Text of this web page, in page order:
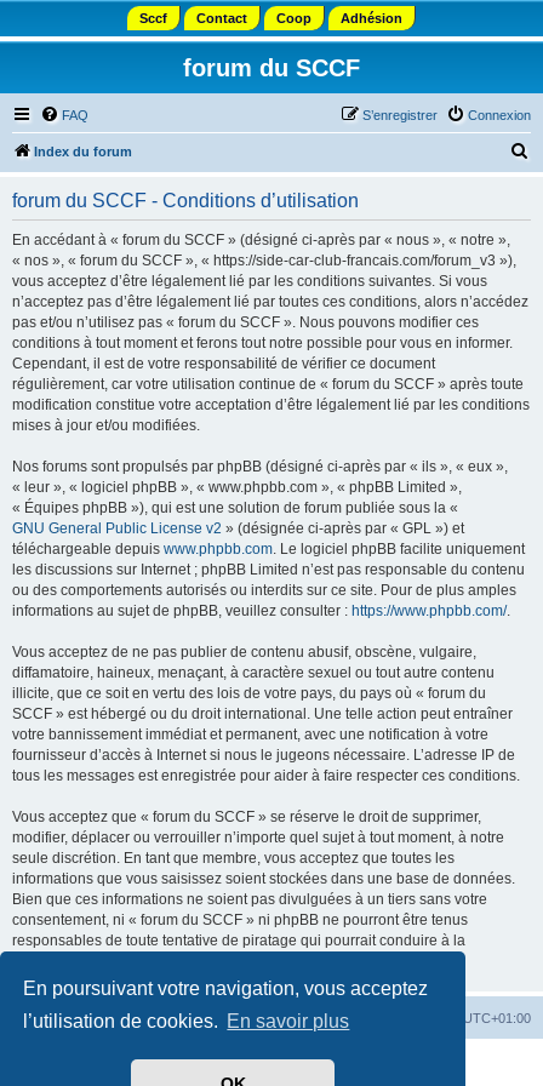
En poursuivant votre navigation, vous acceptez
l’utilisation de cookies. En savoir plus
Sccf Contact Coop Adhésion
forum du SCCF
FAQ Connexion
S’enregistrer
Index du forum
forum du SCCF - Conditions d’utilisation
En accédant à « forum du SCCF » (désigné ci-après par « nous », « notre »,
« nos », « forum du SCCF », « https://side-car-club-francais.com/forum_v3 »),
vous acceptez d’être légalement lié par les conditions suivantes. Si vous
n’acceptez pas d’être légalement lié par toutes ces conditions, alors n’accédez
pas et/ou n’utilisez pas « forum du SCCF ». Nous pouvons modifier ces
conditions à tout moment et ferons tout notre possible pour vous en informer.
Cependant, il est de votre responsabilité de vérifier ce document
régulièrement, car votre utilisation continue de « forum du SCCF » après toute
modification constitue votre acceptation d’être légalement lié par les conditions
mises à jour et/ou modifiées.
Nos forums sont propulsés par phpBB (désigné ci-après par « ils », « eux »,
« leur », « logiciel phpBB », « www.phpbb.com », « phpBB Limited »,
« Équipes phpBB »), qui est une solution de forum publiée sous la «
GNU General Public License v2 » (désignée ci-après par « GPL ») et
téléchargeable depuis www.phpbb.com. Le logiciel phpBB facilite uniquement
les discussions sur Internet ; phpBB Limited n’est pas responsable du contenu
ou des comportements autorisés ou interdits sur ce site. Pour de plus amples
informations au sujet de phpBB, veuillez consulter : https://www.phpbb.com/.
Vous acceptez de ne pas publier de contenu abusif, obscène, vulgaire,
diffamatoire, haineux, menaçant, à caractère sexuel ou tout autre contenu
illicite, que ce soit en vertu des lois de votre pays, du pays où « forum du
SCCF » est hébergé ou du droit international. Une telle action peut entraîner
votre bannissement immédiat et permanent, avec une notification à votre
fournisseur d’accès à Internet si nous le jugeons nécessaire. L’adresse IP de
tous les messages est enregistrée pour aider à faire respecter ces conditions.
Vous acceptez que « forum du SCCF » se réserve le droit de supprimer,
modifier, déplacer ou verrouiller n’importe quel sujet à tout moment, à notre
seule discrétion. En tant que membre, vous acceptez que toutes les
informations que vous saisissez soient stockées dans une base de données.
Bien que ces informations ne soient pas divulguées à un tiers sans votre
consentement, ni « forum du SCCF » ni phpBB ne pourront être tenus
responsables de toute tentative de piratage qui pourrait conduire à la
Index du forum UTC+01:00
Développé parphpBB® Forum Software © phpBB Limited
Traduit par